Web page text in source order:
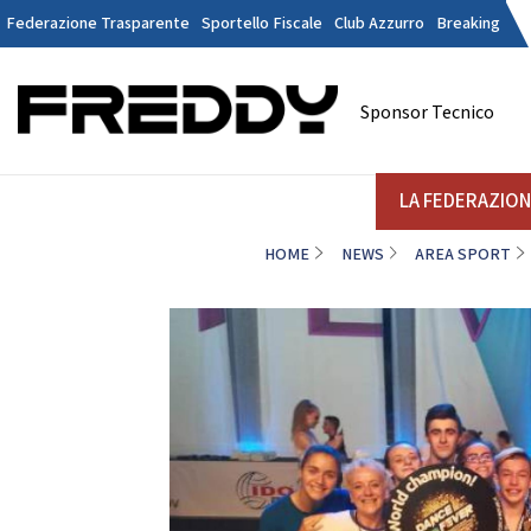
Federazione Trasparente Sportello Fiscale Club Azzurro Breaking
Sponsor Tecnico
LA
HOME NEWS AREA SPORT
Il Presidente
Consiglio Federale
Soci Onorari
Revisori dei Conti
Commissione Federali Atleti
Commissione Federale Tecnici
Segreteria Generale
CORPORATE
Contatti Discipline
Tesseramento